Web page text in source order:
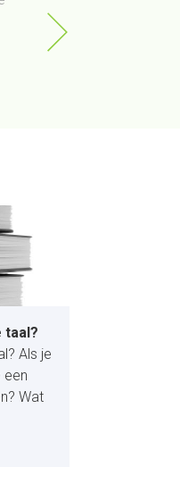
Ook de manier via
weegt niet op tegen
taal?
Als je
een
Wat